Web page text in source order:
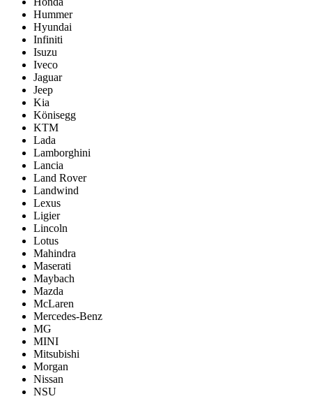
Hummer
Hyundai
Infiniti
Isuzu
Iveco
Jaguar
Jeep
Kia
Könisegg
KTM
Lada
Lamborghini
Lancia
Land Rover
Landwind
Lexus
Ligier
Lincoln
Lotus
Mahindra
Maserati
Maybach
Mazda
McLaren
Mercedes-Benz
MG
MINI
Mitsubishi
Morgan
Nissan
NSU